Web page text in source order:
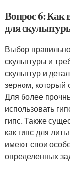
Вопрос 6: Как
для
Выбор
скульптуры и
скульптур и
зерном, который
Для более
использовать
гипс. Также
как гипс для
имеют свои
определенных